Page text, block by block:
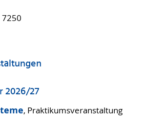
7250
2026/27
, Praktikumsveranstaltung